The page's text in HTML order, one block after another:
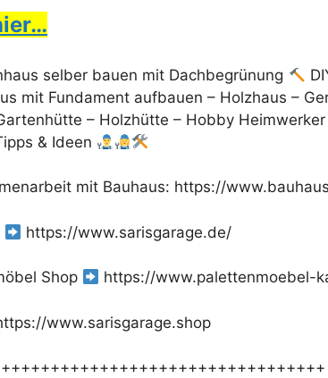
selber bauen mit Dachbegrünung
mit Fundament aufbauen – Holzhaus –
– Holzhütte – Hobby
& Ideen
mit Bauhaus: https://
https://www.sarisgarage.de/
Shop https://www.palettenmoebel-
www.sarisgarage.shop